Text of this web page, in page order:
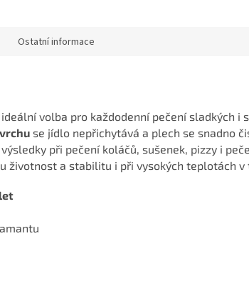
Ostatní informace
volba pro každodenní pečení sladkých i
se jídlo nepřichytává a plech se snadno
při pečení koláčů, sušenek, pizzy i
životnost a stabilitu i při vysokých teplotách v